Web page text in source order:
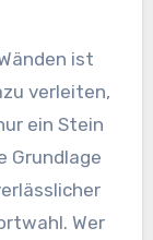
ist
verleiten,
ein Stein
Grundlage
Wer